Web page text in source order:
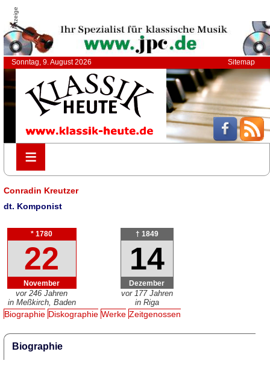
Anzeige
Sonntag, 9. August 2026 Sitemap
≡
≡
Conradin Kreutzer
dt. Komponist
* 1780
22
November
vor 246 Jahren
in Meßkirch, Baden
† 1849
14
Dezember
vor 177 Jahren
in Riga
Biographie Diskographie Werke Zeitgenossen
Biographie